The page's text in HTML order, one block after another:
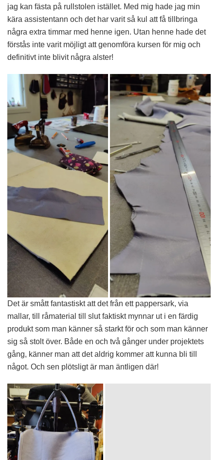
jag kan fästa på rullstolen istället. Med mig hade jag min
kära assistentann och det har varit så kul att få tillbringa
några extra timmar med henne igen. Utan henne hade det
förstås inte varit möjligt att genomföra kursen för mig och
definitivt inte blivit några alster!
Det är smått fantastiskt att det från ett pappersark, via
mallar, till råmaterial till slut faktiskt mynnar ut i en färdig
produkt som man känner så starkt för och som man känner
sig så stolt över. Både en och två gånger under projektets
gång, känner man att det aldrig kommer att kunna bli till
något. Och sen plötsligt är man äntligen där!